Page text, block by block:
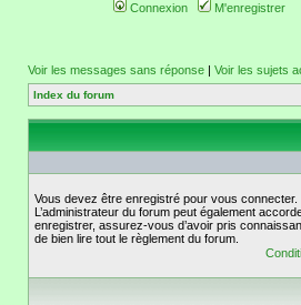
Connexion M'enregistrer
Voir les messages sans réponse | Voir les sujets
Index du forum
Vous devez être enregistré pour vous
L’administrateur du forum peut également
enregistrer, assurez-vous d’avoir pris
de bien lire tout le règlement du forum.